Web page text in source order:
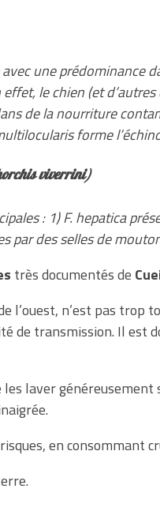
une prédominance
le chien (et
de la nourriture
forme
viverrini)
: 1)F. hepatica
par des selles de
très documentés de
n’est pas trop
de transmission. Il est
laver
en consommant